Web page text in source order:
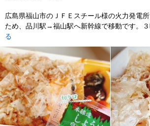
広島県福山市のＪＦＥスチール様の火力発電
ため、品川駅→福山駅へ新幹線で移動です。
る